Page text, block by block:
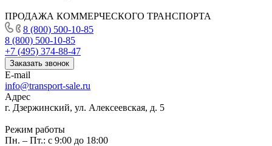
ПРОДАЖА КОММЕРЧЕСКОГО ТРАНСПОРТА
8 (800) 500-10-85
8 (800) 500-10-85
+7 (495) 374-88-47
Заказать звонок
E-mail
info@transport-sale.ru
Адрес
г. Дзержинский, ул. Алексеевская, д. 5
Режим работы
Пн. – Пт.: с 9:00 до 18:00